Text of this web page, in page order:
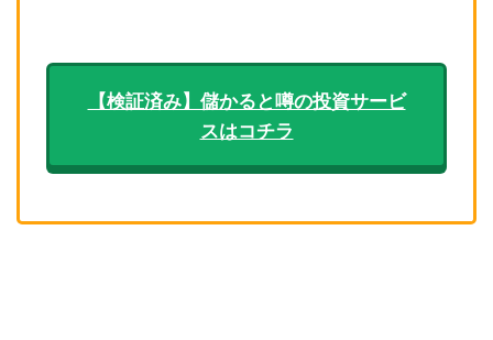
【検証済み】儲かると噂の投資サービ
スはコチラ